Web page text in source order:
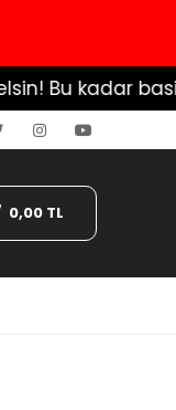
Bu kadar basit!
0,00 TL